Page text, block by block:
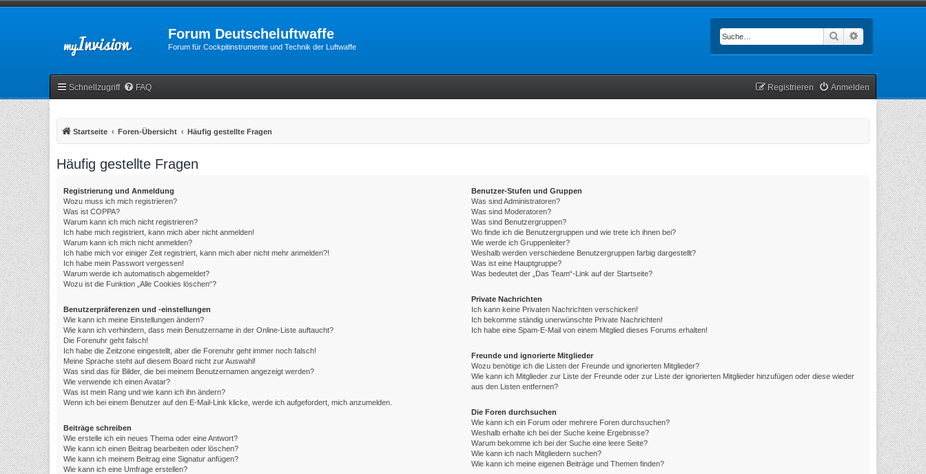
Forum Deutscheluftwaffe
Forum für Cockpitinstrumente und Technik der Luftwaffe
Suche
Schnellzugriff FAQ Anmelden
Registrieren
Startseite Foren-Übersicht Häufig gestellte Fragen
Häufig gestellte Fragen
Registrierung und Anmeldung
Wozu muss ich mich registrieren?
Was ist COPPA?
Warum kann ich mich nicht registrieren?
Ich habe mich registriert, kann mich aber nicht anmelden!
Warum kann ich mich nicht anmelden?
Ich habe mich vor einiger Zeit registriert, kann mich aber nicht mehr anmelden?!
Ich habe mein Passwort vergessen!
Warum werde ich automatisch abgemeldet?
Wozu ist die Funktion „Alle Cookies löschen“?
Benutzerpräferenzen und -einstellungen
Wie kann ich meine Einstellungen ändern?
Wie kann ich verhindern, dass mein Benutzername in der Online-Liste auftaucht?
Die Forenuhr geht falsch!
Ich habe die Zeitzone eingestellt, aber die Forenuhr geht immer noch falsch!
Meine Sprache steht auf diesem Board nicht zur Auswahl!
Was sind das für Bilder, die bei meinem Benutzernamen angezeigt werden?
Wie verwende ich einen Avatar?
Was ist mein Rang und wie kann ich ihn ändern?
Wenn ich bei einem Benutzer auf den E-Mail-Link klicke, werde ich aufgefordert, mich anzumelden.
Beiträge schreiben
Wie erstelle ich ein neues Thema oder eine Antwort?
Wie kann ich einen Beitrag bearbeiten oder löschen?
Wie kann ich meinem Beitrag eine Signatur anfügen?
Wie kann ich eine Umfrage erstellen?
Benutzer-Stufen und Gruppen
Was sind Administratoren?
Was sind Moderatoren?
Was sind Benutzergruppen?
Wo finde ich die Benutzergruppen und wie trete ich ihnen bei?
Wie werde ich Gruppenleiter?
Weshalb werden verschiedene Benutzergruppen farbig dargestellt?
Was ist eine Hauptgruppe?
Was bedeutet der „Das Team“-Link auf der Startseite?
Private Nachrichten
Ich kann keine Privaten Nachrichten verschicken!
Ich bekomme ständig unerwünschte Private Nachrichten!
Ich habe eine Spam-E-Mail von einem Mitglied dieses Forums erhalten!
Freunde und ignorierte Mitglieder
Wozu benötige ich die Listen der Freunde und ignorierten Mitglieder?
Wie kann ich Mitglieder zur Liste der Freunde oder zur Liste der ignorierten Mitglieder hinzufügen oder diese wieder
aus den Listen entfernen?
Die Foren durchsuchen
Wie kann ich ein Forum oder mehrere Foren durchsuchen?
Weshalb erhalte ich bei der Suche keine Ergebnisse?
Warum bekomme ich bei der Suche eine leere Seite?
Wie kann ich nach Mitgliedern suchen?
Wie kann ich meine eigenen Beiträge und Themen finden?